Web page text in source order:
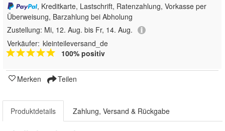
, Kreditkarte, Lastschrift, Ratenzahlung, Vorkasse per
Überweisung, Barzahlung bei Abholung
Zustellung: Mi, 12. Aug. bis Fr, 14. Aug.
Verkäufer: kleinteileversand_de
100% positiv
Merken Teilen
Produktdetails Zahlung, Versand & Rückgabe